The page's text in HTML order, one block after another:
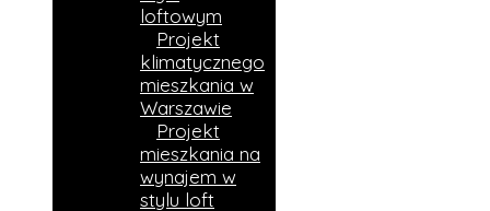
loftowym
Projekt
klimatycznego
mieszkania w
Warszawie
Projekt
mieszkania na
wynajem w
stylu loft